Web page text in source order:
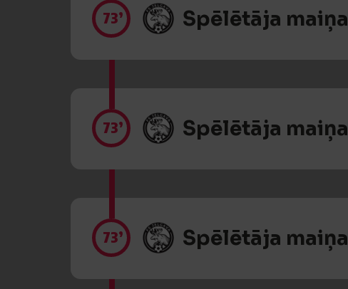
73’ Spēlētāja maiņa
73’ Spēlētāja maiņa
73’ Spēlētāja maiņa